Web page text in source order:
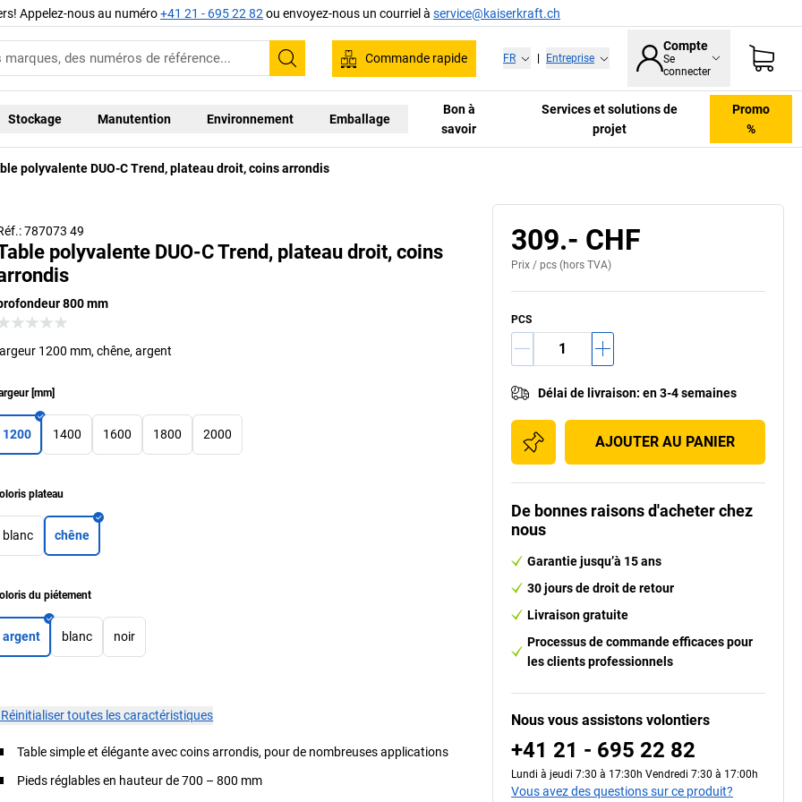
Appelez-nous au numéro+41 21 - 695 22 82 ou envoyez-nous un courriel à service@kaiserkraft.ch
Recherche
Commande rapide FR Entreprise
Compte
Se
connecter
Stockage Manutention Environnement Emballage
Bon à
savoir
Services et solutions de
projet
Promo
%
polyvalente DUO-C Trend, plateau droit, coins arrondis
787073 49
polyvalente DUO-C Trend, plateau droit, coins
800 mm
1200 mm, chêne, argent
[mm]
1200 1400 1600 1800 2000
plateau
blanc chêne
du piétement
argent blanc noir
Réinitialiser toutes les caractéristiques
Table simple et élégante avec coins arrondis, pour de nombreuses applications
Pieds réglables en hauteur de 700 – 800 mm
309.- CHF
Prix / pcs (hors TVA)
PCS
Délai de livraison: en 3-4 semaines
AJOUTER AU PANIER
De bonnes raisons d'acheter chez
nous
Garantie jusqu’à 15 ans
30 jours de droit de retour
Livraison gratuite
Processus de commande efficaces pour
les clients professionnels
Nous vous assistons volontiers
+41 21 - 695 22 82
Lundi à jeudi 7:30 à 17:30h Vendredi 7:30 à 17:00h
Vous avez des questions sur ce produit?